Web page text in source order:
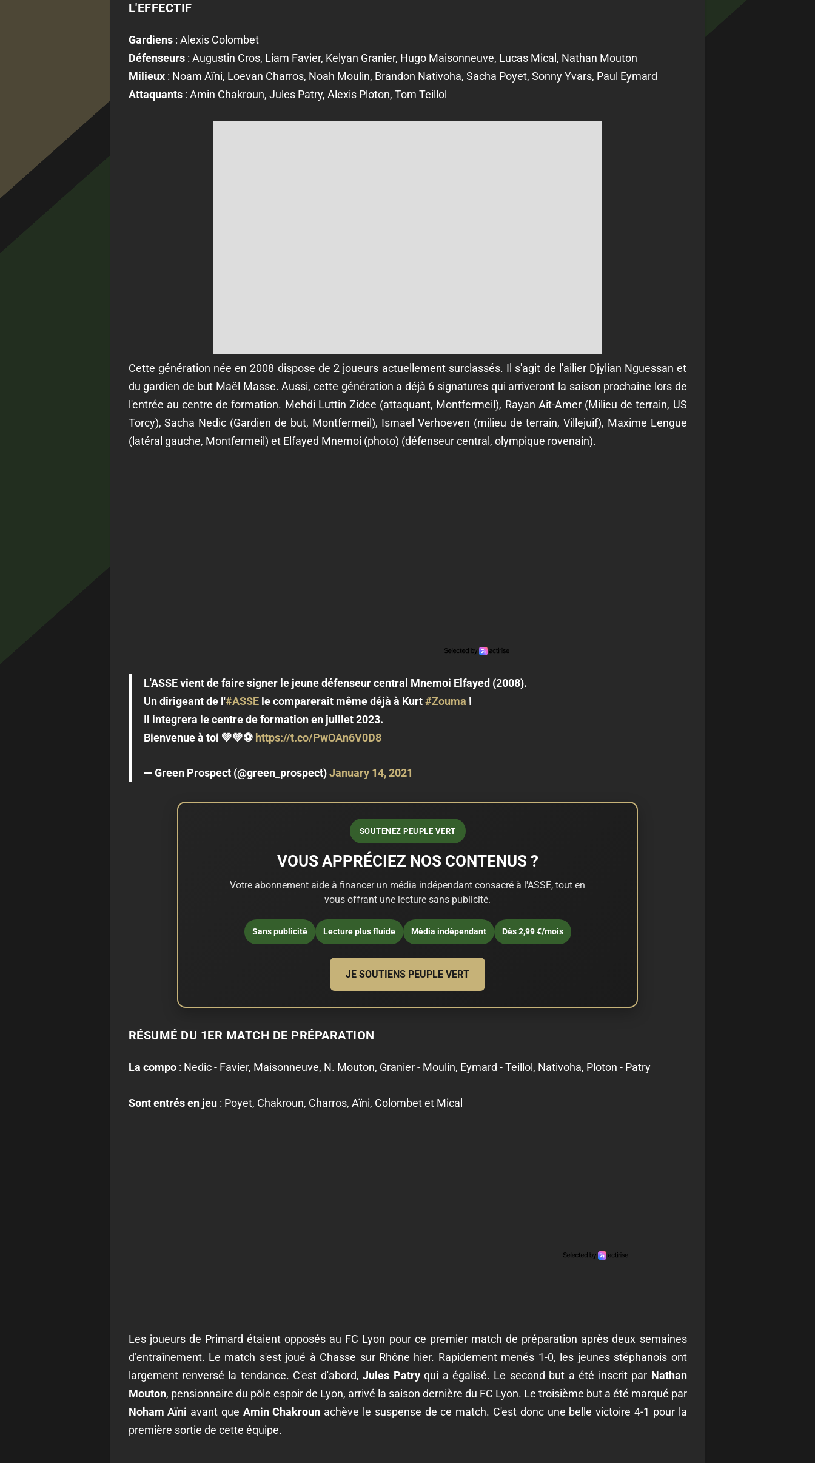
L'EFFECTIF
Gardiens: Alexis Colombet
Défenseurs: Augustin Cros, Liam Favier, Kelyan Granier, Hugo Maisonneuve, Lucas Mical, Nathan Mouton
Milieux: Noam Aïni, Loevan Charros, Noah Moulin, Brandon Nativoha, Sacha Poyet, Sonny Yvars, Paul Eymard
Attaquants: Amin Chakroun, Jules Patry, Alexis Ploton, Tom Teillol
Cette génération née en 2008 dispose de 2 joueurs actuellement surclassés. Il s'agit de l'ailier Djylian Nguessan et
du gardien de but Maël Masse. Aussi, cette génération a déjà 6 signatures qui arriveront la saison prochaine lors de
l'entrée au centre de formation. Mehdi Luttin Zidee (attaquant, Montfermeil), Rayan Ait-Amer (Milieu de terrain, US
Torcy), Sacha Nedic (Gardien de but, Montfermeil), Ismael Verhoeven (milieu de terrain, Villejuif), Maxime Lengue
(latéral gauche, Montfermeil) et Elfayed Mnemoi (photo) (défenseur central, olympique rovenain).
L'ASSE vient de faire signer le jeune défenseur central Mnemoi Elfayed (2008).
Un dirigeant de l'#ASSEle comparerait même déjà à Kurt#Zouma !
Il integrera le centre de formation en juillet 2023.
Bienvenue à toi 💚💚⚽️ https://t.co/PwOAn6V0D8
— Green Prospect (@green_prospect)January 14, 2021
SOUTENEZ PEUPLE VERT
VOUS APPRÉCIEZ NOS CONTENUS ?
Votre abonnement aide à financer un média indépendant consacré à l'ASSE, tout en
vous offrant une lecture sans publicité.
Sans publicité Lecture plus fluide Média indépendant Dès 2,99 €/mois
JE SOUTIENS PEUPLE VERT
RÉSUMÉ DU 1ER MATCH DE PRÉPARATION
La compo: Nedic - Favier, Maisonneuve, N. Mouton, Granier - Moulin, Eymard - Teillol, Nativoha, Ploton - Patry
Sont entrés en jeu: Poyet, Chakroun, Charros, Aïni, Colombet et Mical
Les joueurs de Primard étaient opposés au FC Lyon pour ce premier match de préparation après deux semaines
d’entraînement. Le match s'est joué à Chasse sur Rhône hier. Rapidement menés 1-0, les jeunes stéphanois ont
largement renversé la tendance. C'est d'abord,Jules Patryqui a égalisé. Le second but a été inscrit par Nathan
Mouton, pensionnaire du pôle espoir de Lyon, arrivé la saison dernière du FC Lyon. Le troisième but a été marqué par
Noham Aïni avant que Amin Chakroun achève le suspense de ce match. C'est donc une belle victoire 4-1 pour la
première sortie de cette équipe.